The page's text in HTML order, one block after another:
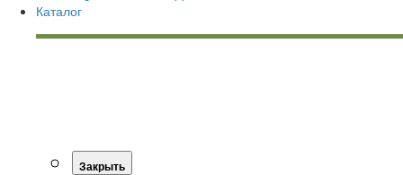
Каталог
Закрыть